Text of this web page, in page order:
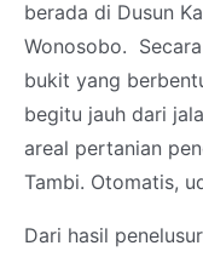
berada di Dusun
Wonosobo.
bukit yang
begitu jauh dari
areal pertanian
Tambi. Otomatis,
Dari hasil